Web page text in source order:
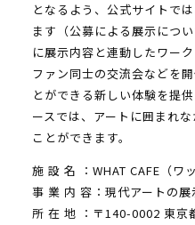
となるよう、公式サイトで
ます（公募による展示につ
に展示内容と連動したワー
ファン同士の交流会などを
とができる新しい体験を提
ースでは、アートに囲まれ
ことができます。
施 設 名 ：WHAT CAFE（ワ
事 業 内 容：現代アートの展
所 在 地 ：〒140-0002 東京